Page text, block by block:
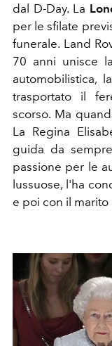
dal D-Day. La
per le sfilate
funerale. Land
70 anni unisce
automobilistica,
trasportato il
scorso. Ma
La Regina
guida da
passione per le
lussuose, l'ha
e poi con il marito